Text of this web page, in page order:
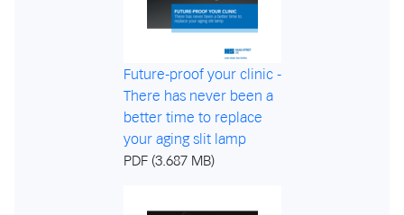
Future-proof your clinic -
There has never been a
better time to replace
your aging slit lamp
PDF (3.687 MB)